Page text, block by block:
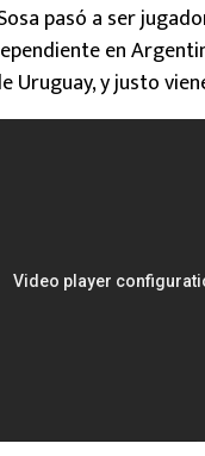
pasó a ser
en
Uruguay, y justo